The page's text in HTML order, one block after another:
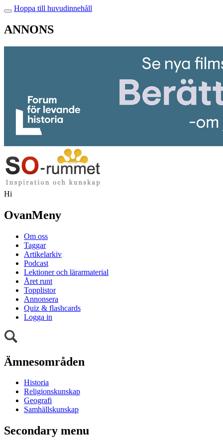
Hoppa till huvudinnehåll
ANNONS
Hi
OvanMeny
Om oss
Taggar
Artikelarkiv
Podcast
Lektioner och lärarmaterial
Året runt
Topplistor
Annonsera
Quiz & flashcards
Logga in
Ämnesområden
Historia
Religionskunskap
Geografi
Samhällskunskap
Secondary menu